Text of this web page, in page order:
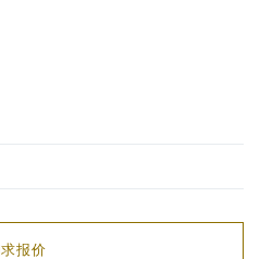
报价